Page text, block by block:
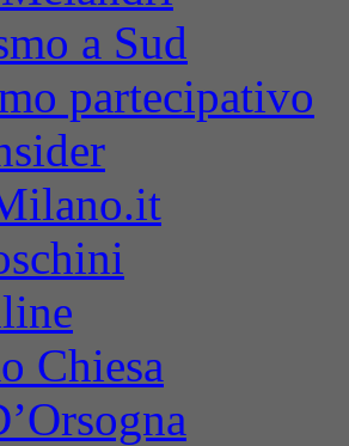
a Sud
partecipativo
Chiesa